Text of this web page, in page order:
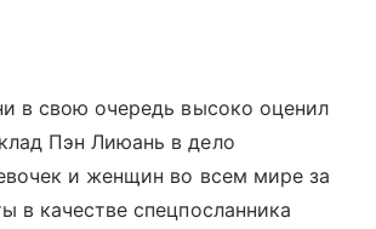
в свою очередь высоко оценил
Пэн Лиюань в дело
и женщин во всем мире за
в качестве спецпосланника